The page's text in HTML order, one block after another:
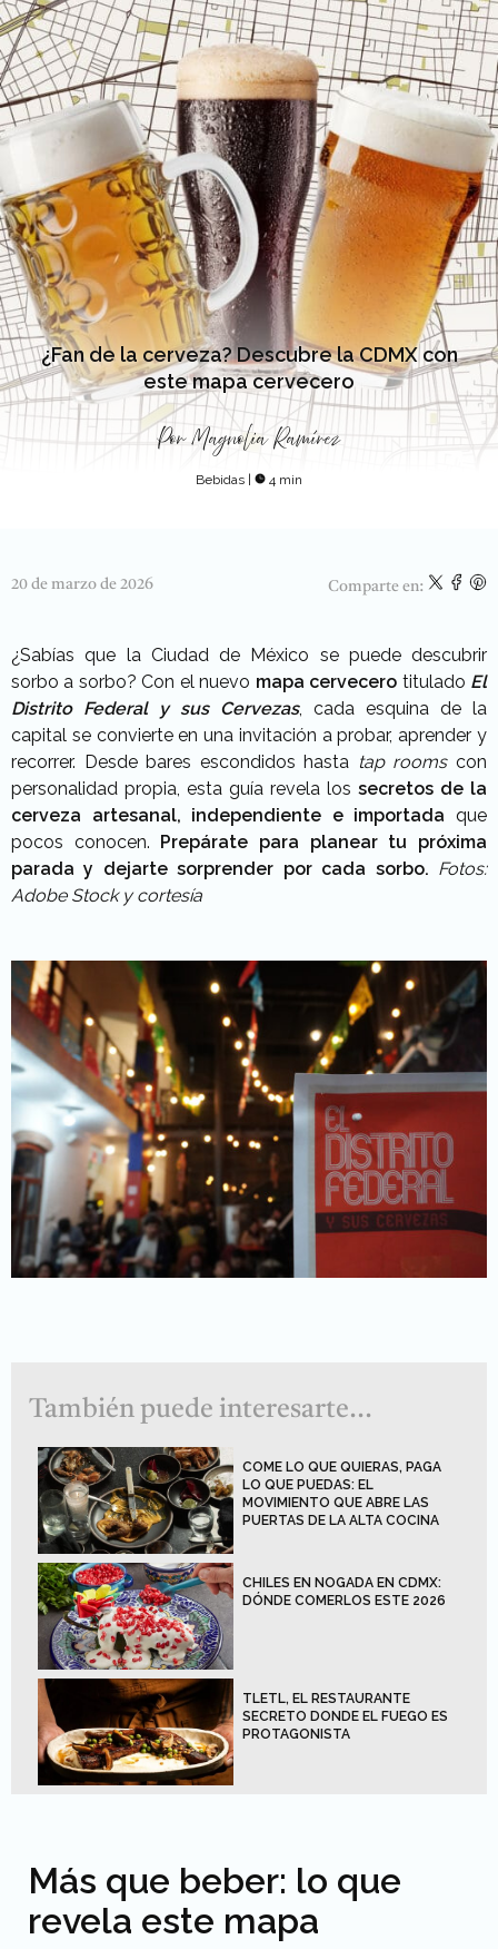
¿Fan de la cerveza? Descubre la CDMX con
este mapa cervecero
Por Magnolia Ramírez
Bebidas 4 min
20 de marzo de 2026 Comparte en:
¿Sabías que la Ciudad de México se puede descubrir
sorbo a sorbo? Con el nuevo mapa cervecero titulado El
Distrito Federal y sus Cervezas, cada esquina de la
capital se convierte en una invitación a probar, aprender y
recorrer. Desde bares escondidos hasta tap roomscon
personalidad propia, esta guía revela los secretos de la
cerveza artesanal, independiente e importada que
pocos conocen. Prepárate para planear tu próxima
parada y dejarte sorprender por cada sorbo. Fotos:
Adobe Stock y cortesía
También puede interesarte...
COME LO QUE QUIERAS, PAGA
LO QUE PUEDAS: EL
MOVIMIENTO QUE ABRE LAS
PUERTAS DE LA ALTA COCINA
CHILES EN NOGADA EN CDMX:
DÓNDE COMERLOS ESTE 2026
TLETL, EL RESTAURANTE
SECRETO DONDE EL FUEGO ES
PROTAGONISTA
Más que beber: lo que
revela este mapa